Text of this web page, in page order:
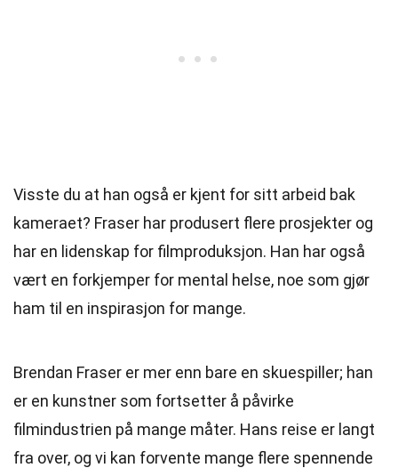
Visste du at han også er kjent for sitt arbeid bak
kameraet? Fraser har produsert flere prosjekter og
har en lidenskap for filmproduksjon. Han har også
vært en forkjemper for mental helse, noe som gjør
ham til en inspirasjon for mange.
Brendan Fraser er mer enn bare en skuespiller; han
er en kunstner som fortsetter å påvirke
filmindustrien på mange måter. Hans reise er langt
fra over, og vi kan forvente mange flere spennende